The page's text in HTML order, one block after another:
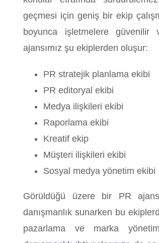
geçmesi için geniş bir ekip
boyunca işletmelere
ajansımız şu ekiplerden oluşur:
PR stratejik planlama ekibi
PR editoryal ekibi
Medya ilişkileri ekibi
Raporlama ekibi
Kreatif ekip
Müşteri ilişkileri ekibi
Sosyal medya yönetim ekibi
Görüldüğü üzere bir PR
danışmanlık sunarken bu
pazarlama ve marka